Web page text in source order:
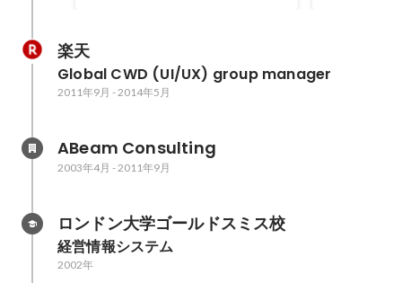
楽天
Global CWD (UI/UX) group manager
2011年9月 -2014年5月
ABeam Consulting
2003年4月 -2011年9月
ロンドン大学ゴールドスミス校
経営情報システム
2002年